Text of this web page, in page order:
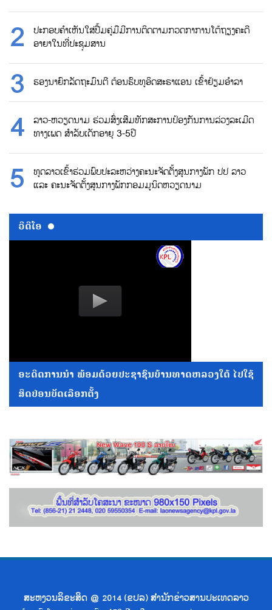
ປະກອບຄຳເຫັນໃສ່ປື້ມຄູ່ມືມີການຕິດຕາມກວດກາການໂຕ້ຖຽງຄະດີ
ອາຍາໃນທີ່ປະຊຸມສານ
ຮອງນາຍົກລັດຖະມົນຕີ ຕ້ອນຮົບທູອິດສະຣາແອນ ເຂົ້າຢ້ຽມອຳລາ
ລາວ-ຫວຽດນາມ ຮ່ວມສົ່ງເສີມທັກສະການປ້ອງກັນການລ່ວງລະເມີດ
ທາງເພດ ສຳລັບເດັກອາຍຸ 3-5ປີ
ທູດລາວເຂົ້າຮ່ວມພົບປະລະຫວ່າງຄະນະຈັດຕັ້ງສູນກາງພັກ ປປ ລາວ
ແລະ ຄະນະຈັດຕັ້ງສູນກາງພັກກອມມູນິດຫວຽດນາມ
ວີດີໂອ
ອະດີດການນໍາ ພ້ອມດ້ວຍປະຊາຊົນບ້ານທາດຫລວງໃຕ້ ໄປໃຊ້
ສິດປ່ອນບັດເລືອກຕັ້ງ
ສະຫງວນລິຂະສິດ @ 2014 (ຂປລ) ສຳນັກຂ່າວສານປະເທດລາວ